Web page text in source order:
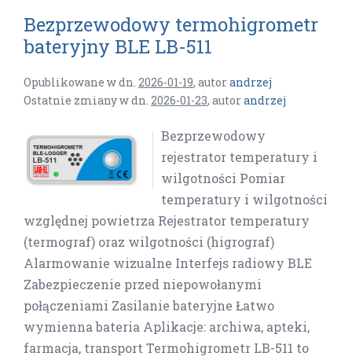
Bezprzewodowy termohigrometr
bateryjny BLE LB-511
Opublikowane w dn. 2026-01-19, autorandrzej
Ostatnie zmiany w dn. 2026-01-23, autorandrzej
Bezprzewodowy
rejestrator temperatury i
wilgotności Pomiar
temperatury i wilgotności
względnej powietrza Rejestrator temperatury
(termograf) oraz wilgotności (higrograf)
Alarmowanie wizualne Interfejs radiowy BLE
Zabezpieczenie przed niepowołanymi
połączeniami Zasilanie bateryjne Łatwo
wymienna bateria Aplikacje: archiwa, apteki,
farmacja, transport Termohigrometr LB-511 to